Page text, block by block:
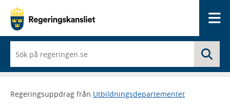
du
börjar
skriva
framträder
Regeringsuppdrag från Utbildningsdepartementet